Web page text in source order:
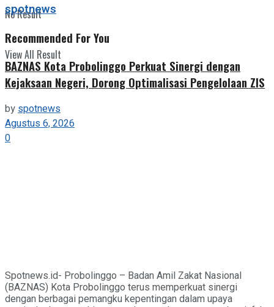
No Result
View All Result
spotnews
Recommended For You
BAZNAS Kota Probolinggo Perkuat Sinergi dengan
Kejaksaan Negeri, Dorong Optimalisasi Pengelolaan ZIS
byspotnews
Agustus 6, 2026
0
Spotnews.id- Probolinggo – Badan Amil Zakat Nasional
(BAZNAS) Kota Probolinggo terus memperkuat sinergi
dengan berbagai pemangku kepentingan dalam upaya